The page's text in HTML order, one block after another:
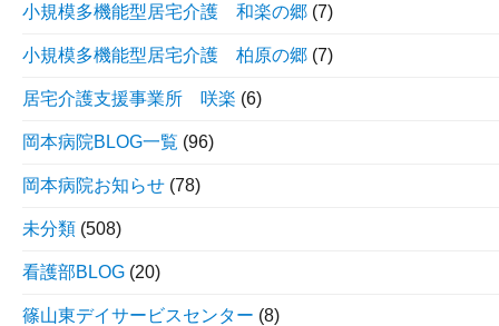
小規模多機能型居宅介護 和楽の郷 (7)
小規模多機能型居宅介護 柏原の郷 (7)
居宅介護支援事業所 咲楽 (6)
岡本病院BLOG一覧 (96)
岡本病院お知らせ (78)
未分類 (508)
看護部BLOG (20)
篠山東デイサービスセンター (8)